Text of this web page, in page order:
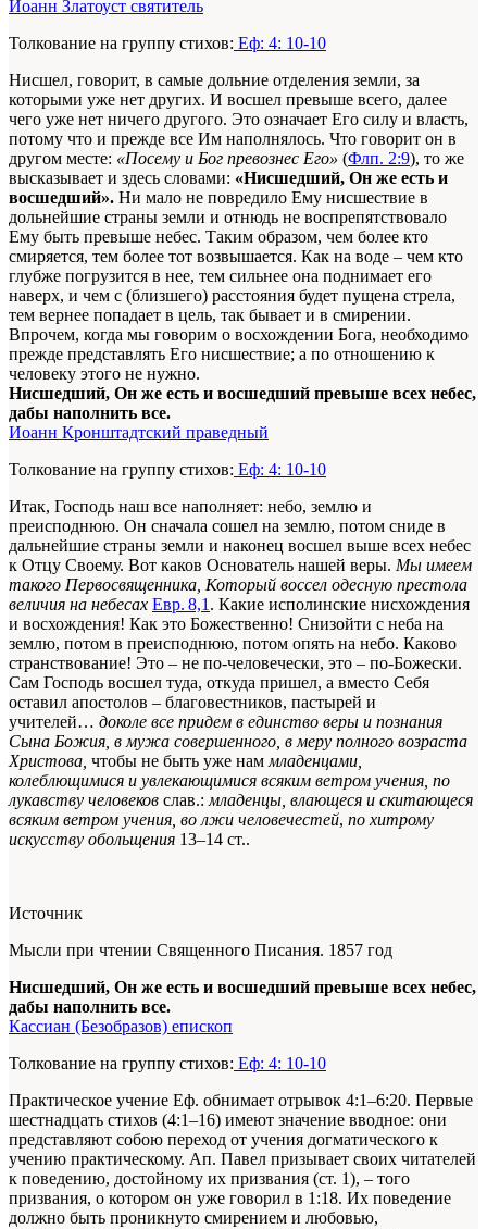
Иоанн Златоуст святитель
Толкование на группу стихов: Еф: 4: 10-10
Нисшел, говорит, в самые дольние отделения земли, за
которыми уже нет других. И восшел превыше всего, далее
чего уже нет ничего другого. Это означает Его силу и власть,
потому что и прежде все Им наполнялось. Что говорит он в
другом месте: «Посему и Бог превознес Его» (Флп. 2:9), то же
высказывает и здесь словами: «Нисшедший, Он же есть и
восшедший». Ни мало не повредило Ему нисшествие в
дольнейшие страны земли и отнюдь не воспрепятствовало
Ему быть превыше небес. Таким образом, чем более кто
смиряется, тем более тот возвышается. Как на воде – чем кто
глубже погрузится в нее, тем сильнее она поднимает его
наверх, и чем с (близшего) расстояния будет пущена стрела,
тем вернее попадает в цель, так бывает и в смирении.
Впрочем, когда мы говорим о восхождении Бога, необходимо
прежде представлять Его нисшествие; а по отношению к
человеку этого не нужно.
Нисшедший, Он же есть и восшедший превыше всех небес,
дабы наполнить все.
Иоанн Кронштадтский праведный
Толкование на группу стихов: Еф: 4: 10-10
Итак, Господь наш все наполняет: небо, землю и
преисподнюю. Он сначала сошел на землю, потом сниде в
дальнейшие страны земли и наконец восшел выше всех небес
к Отцу Своему. Вот каков Основатель нашей веры. Мы имеем
такого Первосвященника, Который воссел одесную престола
величия на небесах Евр. 8,1 . Какие исполинские нисхождения
и восхождения! Как это Божественно! Снизойти с неба на
землю, потом в преисподнюю, потом опять на небо. Каково
странствование! Это – не по-человечески, это – по-Божески.
Сам Господь восшел туда, откуда пришел, а вместо Себя
оставил апостолов – благовестников, пастырей и
учителей… доколе все придем в единство веры и познания
Сына Божия, в мужа совершенного, в меру полного возраста
Христова, чтобы не быть уже нам младенцами,
колеблющимися и увлекающимися всяким ветром учения, по
лукавству человеков слав.: младенцы, влающеся и скитающеся
всяким ветром учения, во лжи человечестей, по хитрому
искусству обольщения 13–14 ст..
Источник
Мысли при чтении Священного Писания. 1857 год
Нисшедший, Он же есть и восшедший превыше всех небес,
дабы наполнить все.
Кассиан (Безобразов) епископ
Толкование на группу стихов: Еф: 4: 10-10
Практическое учение Еф. обнимает отрывок 4:1–6:20. Первые
шестнадцать стихов (4:1–16) имеют значение вводное: они
представляют собою переход от учения догматического к
учению практическому. Ап. Павел призывает своих читателей
к поведению, достойному их призвания (ст. 1), – того
призвания, о котором он уже говорил в 1:18. Их поведение
должно быть проникнуто смирением и любовью,